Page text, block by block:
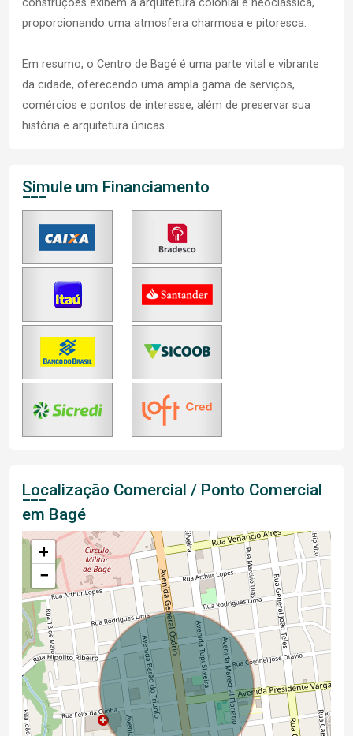
construções exibem a arquitetura colonial e neoclássica,
proporcionando uma atmosfera charmosa e pitoresca.
Em resumo, o Centro de Bagé é uma parte vital e vibrante
da cidade, oferecendo uma ampla gama de serviços,
comércios e pontos de interesse, além de preservar sua
história e arquitetura únicas.
Simule um Financiamento
Localização Comercial / Ponto Comercial
em Bagé
+
−